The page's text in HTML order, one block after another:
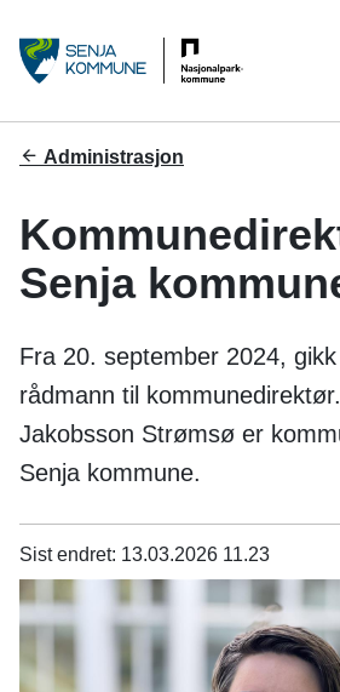
S
e
j
a
k
o
m
m
n
e
Du
her:
Administrasjon
Senja
Fra 20. september 2024,
rådmann til
Jakobsson Strømsø er
Senja kommune.
Sist endret 13.03.2026 11.23